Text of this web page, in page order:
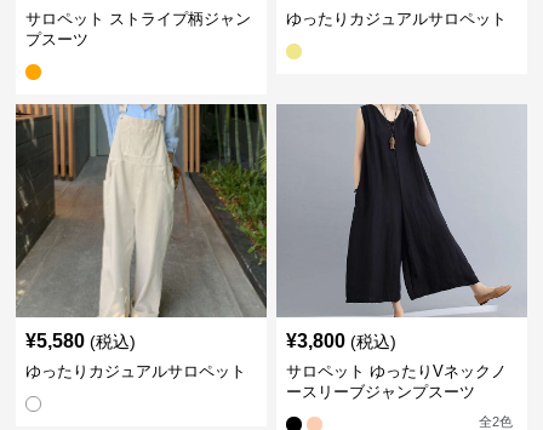
サロペット ストライプ柄ジャン
プスーツ
ゆったりカジュアルサロペット
¥5,580 (税込)
ゆったりカジュアルサロペット
¥3,800 (税込)
サロペット ゆったりVネックノ
ースリーブジャンプスーツ
全2色